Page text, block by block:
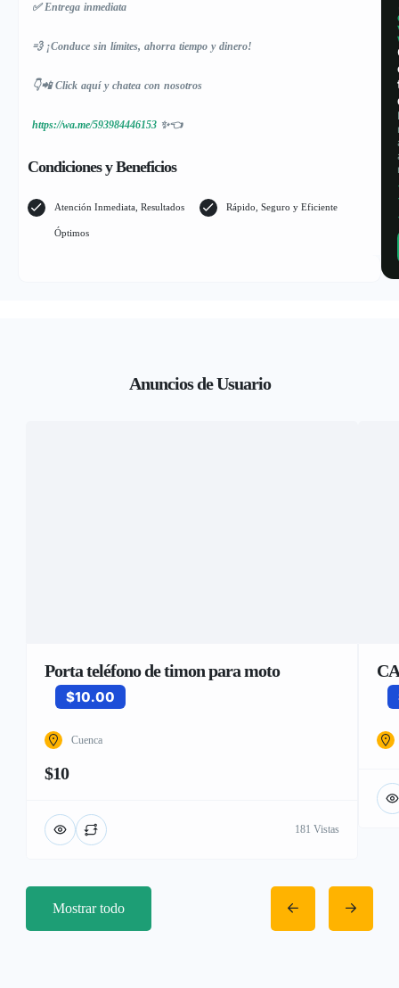
✅ Entrega inmediata
💨 ¡Conduce sin límites, ahorra tiempo y dinero!
👇📲 Click aquí y chatea con nosotros
https://wa.me/593984446153 ✨👈
Condiciones y Beneficios
Atención Inmediata, Resultados
Óptimos
Rápido, Seguro y Eficiente
Anuncios de Usuario
Porta teléfono de timon para moto
$10.00
Cuenca
$10
181 Vistas
Mostrar todo